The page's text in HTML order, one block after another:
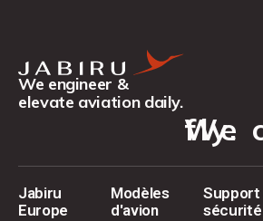
We engineer &
elevate aviation daily.
We can all fly.
Jabiru
Europe
Modèles
d'avion
Support
sécurité